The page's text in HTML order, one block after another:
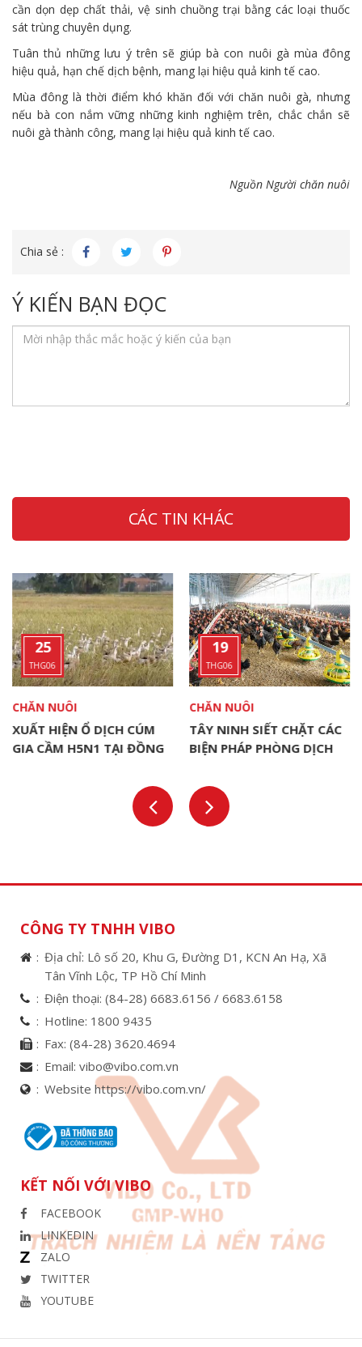
cần dọn dẹp chất thải, vệ sinh chuồng trại bằng các loại thuốc
sát trùng chuyên dụng.
Tuân thủ những lưu ý trên sẽ giúp bà con nuôi gà mùa đông
hiệu quả, hạn chế dịch bệnh, mang lại hiệu quả kinh tế cao.
Mùa đông là thời điểm khó khăn đối với chăn nuôi gà, nhưng
nếu bà con nắm vững những kinh nghiệm trên, chắc chắn sẽ
nuôi gà thành công, mang lại hiệu quả kinh tế cao.
Nguồn Người chăn nuôi
Chia sẻ :
Ý KIẾN BẠN ĐỌC
CÁC TIN KHÁC
25
THG06
CHĂN NUÔI
XUẤT HIỆN Ổ DỊCH CÚM
GIA CẦM H5N1 TẠI ĐỒNG
19
THG06
CHĂN NUÔI
TÂY NINH SIẾT CHẶT CÁC
BIỆN PHÁP PHÒNG DỊCH
CÔNG TY TNHH VIBO
Địa chỉ: Lô số 20, Khu G, Đường D1, KCN An Hạ, Xã
Tân Vĩnh Lộc, TP Hồ Chí Minh
Điện thoại: (84-28) 6683.6156 / 6683.6158
Hotline: 1800 9435
Fax: (84-28) 3620.4694
Email: vibo@vibo.com.vn
Website https://vibo.com.vn/
KẾT NỐI VỚI VIBO
FACEBOOK
LINKEDIN
ZALO
TWITTER
YOUTUBE